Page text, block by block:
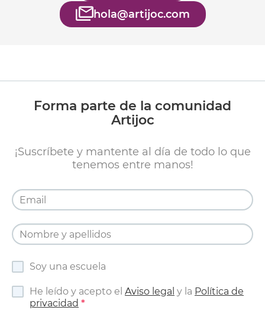
hola@artijoc.com
Forma parte de la comunidad
Artijoc
¡Suscríbete y mantente al día de todo lo que
tenemos entre manos!
Soy una escuela
He leído y acepto el Aviso legal y la Política de
privacidad